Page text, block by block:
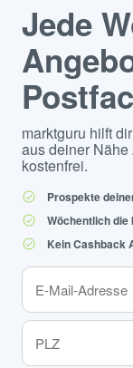
Jede
marktguru hilft
aus deiner
kostenfrei.
Prospekte
Wöchentlich die
Kein Cashback